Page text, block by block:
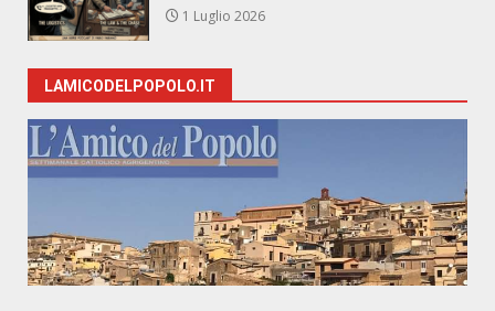
1 Luglio 2026
LAMICODELPOPOLO.IT